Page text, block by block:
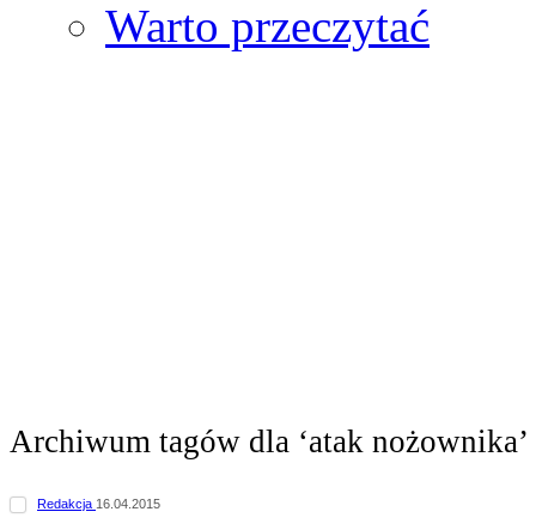
Warto przeczytać
Archiwum tagów dla ‘atak nożownika’
Redakcja 16.04.2015